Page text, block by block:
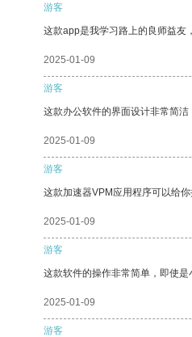
游客
这款app是我学习路上的良师益友
2025-01-09
游客
这款办公软件的界面设计非常简洁
2025-01-09
游客
这款加速器VPM应用程序可以给
2025-01-09
游客
这款软件的操作非常简单，即使是
2025-01-09
游客